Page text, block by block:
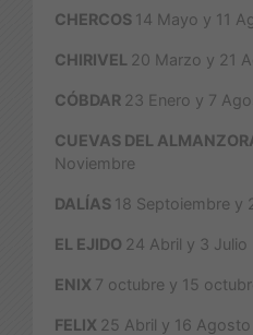
CHERCOS 14 Mayo y 11
CHIRIVEL 20 Marzo y 21
CÓBDAR 23 Enero y 7
CUEVAS DEL
Noviembre
DALÍAS 18 Septoiembre y
EL EJIDO 24 Abril y 3 Julio
ENIX 7 octubre y 15
FELIX 25 Abril y 16 Agosto